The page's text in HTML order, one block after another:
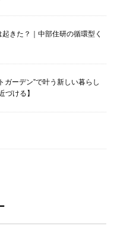
きた？｜中部住研の循環型く
ガーデン”で叶う新しい暮らし
ける】